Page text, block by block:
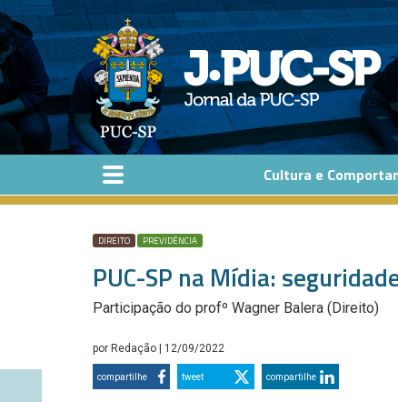
Pular para o conteúdo principal
Cultura e
DIREITO PREVIDÊNCIA
PUC-SP na Mídia:
Participação do profº Wagner Balera (Direito)
por Redação | 12/09/2022
compartilhe tweet compartilhe